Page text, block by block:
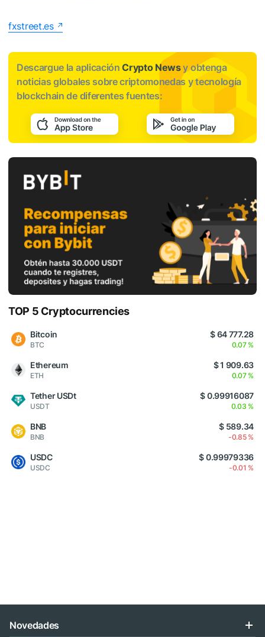
fxstreet.es
Descargue la aplicaciónCrypto Newsy obtenga
noticias globales sobre criptomonedas y tecnología
blockchain de diferentes fuentes:
TOP 5 Cryptocurrencies
Bitcoin
BTC
$ 64 777.28
0.07 %
Ethereum
ETH
$ 1 909.63
0.07 %
Tether USDt
USDT
$ 0.99916087
0.03 %
BNB
BNB
$ 589.34
-0.85 %
USDC
USDC
$ 0.99979336
-0.01 %
Novedades